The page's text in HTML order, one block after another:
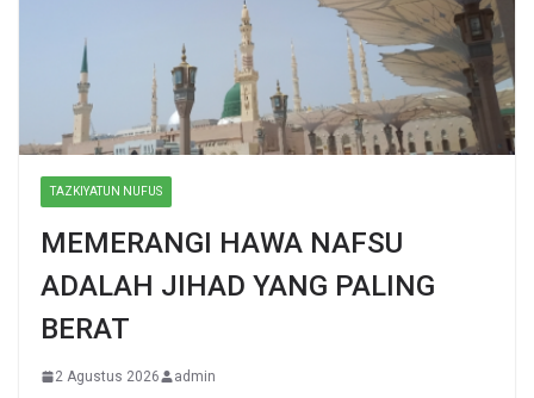
TAZKIYATUN NUFUS
MEMERANGI HAWA NAFSU
ADALAH JIHAD YANG PALING
BERAT
2 Agustus 2026 admin